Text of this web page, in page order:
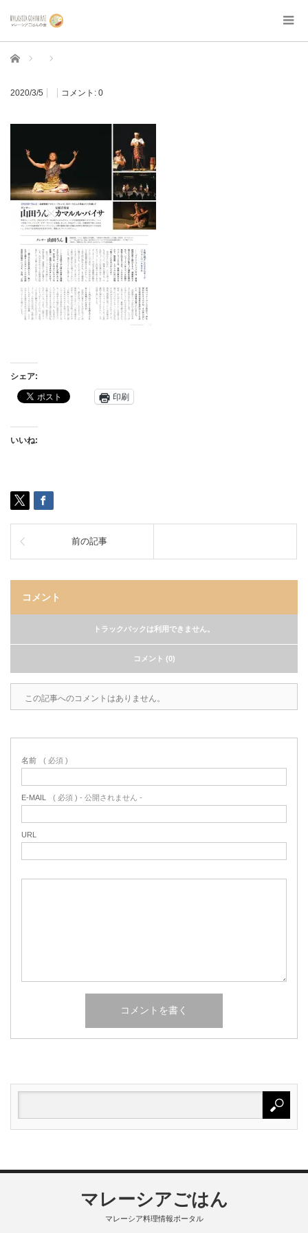
ホーム
2020/3/5 コメント: 0
シェア:
印刷
いいね:
前の記事
コメント
トラックバックは利用できません。
コメント (0)
この記事へのコメントはありません。
名前 ( 必須 )
E-MAIL ( 必須 ) - 公開されません -
URL
マレーシアごはん
マレーシア料理情報ポータル